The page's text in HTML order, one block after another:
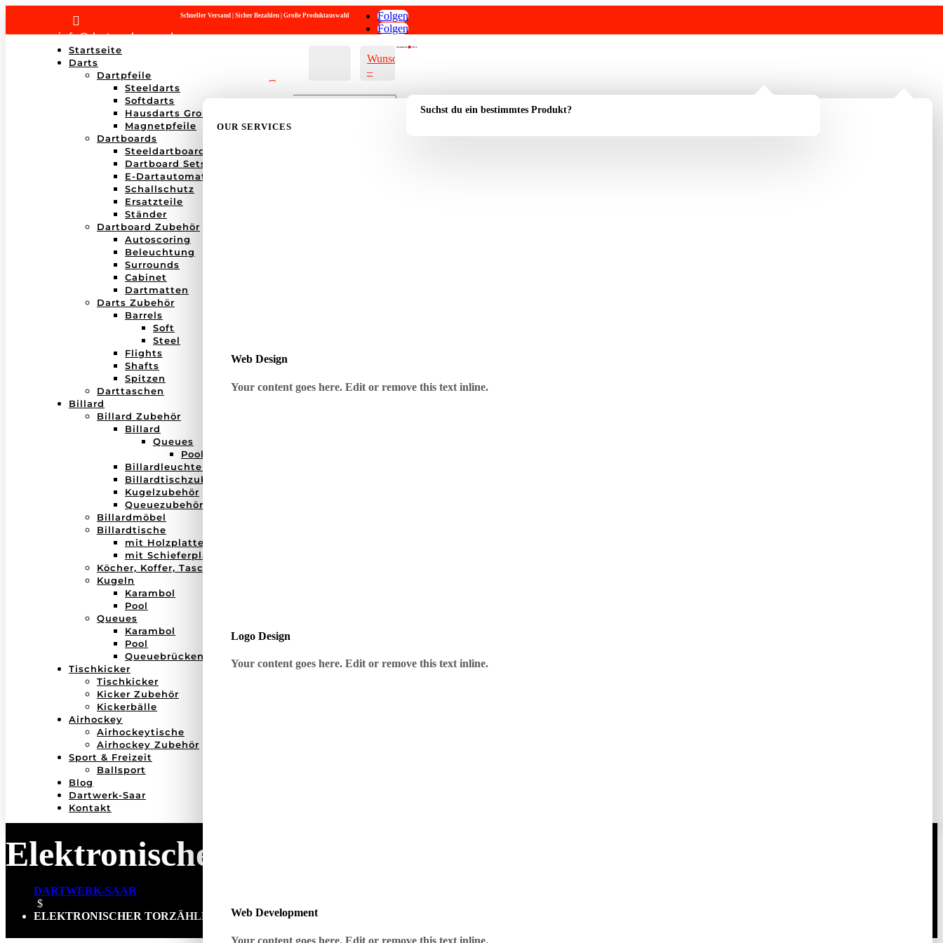

info@dartwerk-saar.de
Schneller Versand | Sicher Bezahlen | Große Produktauswahl
Folgen
Folgen
Startseite
Darts
Dartpfeile
Steeldarts
Softdarts
Hausdarts Großboxen
Magnetpfeile
Dartboards
Steeldartboards
Dartboard Sets
E-Dartautomaten
Schallschutz
Ersatzteile
Ständer
Dartboard Zubehör
Autoscoring
Beleuchtung
Surrounds
Cabinet
Dartmatten
Darts Zubehör
Barrels
Soft
Steel
Flights
Shafts
Spitzen
Darttaschen
Billard
Billard Zubehör
Billard
Queues
Pool
Billardleuchten
Billardtischzubehör
Kugelzubehör
Queuezubehör
Billardmöbel
Billardtische
mit Holzplatte
mit Schieferplatte
Köcher, Koffer, Taschen
Kugeln
Karambol
Pool
Queues
Karambol
Pool
Queuebrücken
Tischkicker
Tischkicker
Kicker Zubehör
Kickerbälle
Airhockey
Airhockeytische
Airhockey Zubehör
Sport & Freizeit
Ballsport
Blog
Dartwerk-Saar
Kontakt
search
Wunschliste
–
Warenkorb 0 0,00 €
Suchst du ein bestimmtes Produkt?
OUR SERVICES
Web Design
Your content goes here. Edit or remove this text inline.
Logo Design
Your content goes here. Edit or remove this text inline.
Web Development
Your content goes here. Edit or remove this text inline.
Elektronischer Torzähler
DARTWERK-SAAR
$
ELEKTRONISCHER TORZÄHLER